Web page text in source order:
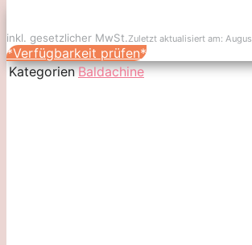
inkl. gesetzlicher MwSt.Zuletzt aktualisiert am:
*Verfügbarkeit prüfen*
Kategorien Baldachine